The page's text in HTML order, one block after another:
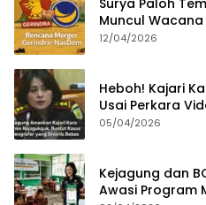
Muncul
dan Gerindra
12/04/2026
Heboh! Kajari
Usai Perkara
05/04/2026
Kejagung dan
Awasi Program